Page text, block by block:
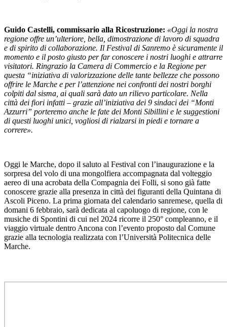
Guido Castelli, commissario alla Ricostruzione: «Oggi la nostra
regione offre un’ulteriore, bella, dimostrazione di lavoro di squadra
e di spirito di collaborazione. Il Festival di Sanremo è sicuramente il
momento e il posto giusto per far conoscere i nostri luoghi e attrarre
visitatori. Ringrazio la Camera di Commercio e la Regione per
questa “iniziativa di valorizzazione delle tante bellezze che possono
offrire le Marche e per l’attenzione nei confronti dei nostri borghi
colpiti dal sisma, ai quali sarà dato un rilievo particolare. Nella
città dei fiori infatti – grazie all’iniziativa dei 9 sindaci dei “Monti
Azzurri” porteremo anche le fate dei Monti Sibillini e le suggestioni
di questi luoghi unici, vogliosi di rialzarsi in piedi e tornare a
correre».
Oggi le Marche, dopo il saluto al Festival con l’inaugurazione e la
sorpresa del volo di una mongolfiera accompagnata dal volteggio
aereo di una acrobata della Compagnia dei Folli, si sono già fatte
conoscere grazie alla presenza in città dei figuranti della Quintana di
Ascoli Piceno. La prima giornata del calendario sanremese, quella di
domani 6 febbraio, sarà dedicata al capoluogo di regione, con le
musiche di Spontini di cui nel 2024 ricorre il 250° compleanno, e il
viaggio virtuale dentro Ancona con l’evento proposto dal Comune
grazie alla tecnologia realizzata con l’Università Politecnica delle
Marche.